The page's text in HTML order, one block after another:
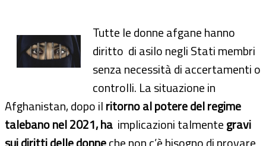
Tutte le donne afgane hanno
diritto di asilo negli Stati membri
senza necessità di accertamenti o
controlli. La situazione in
Afghanistan, dopo ilritorno al potere del regime
talebano nel 2021, ha implicazioni talmentegravi